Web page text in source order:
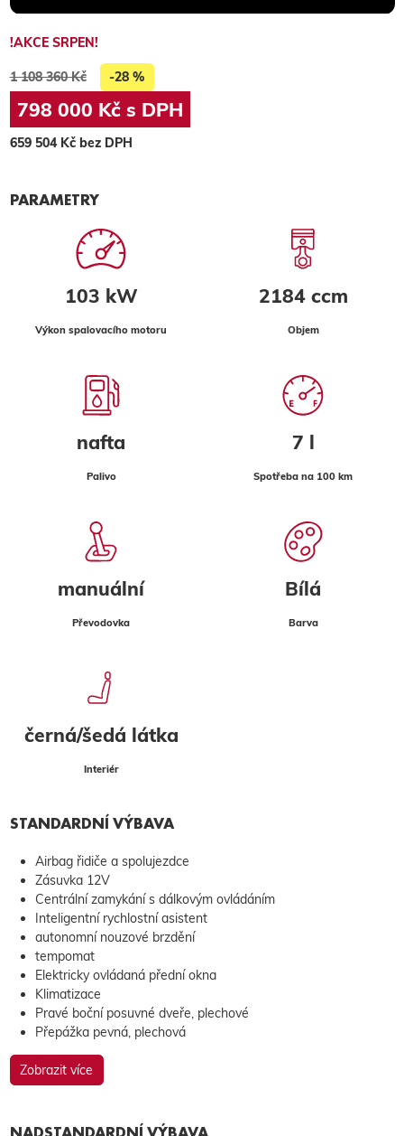
!AKCE SRPEN!
1 108 360 Kč -28 %
798 000 Kč s DPH
659 504 Kč bez DPH
PARAMETRY
103 kW
Výkon spalovacího motoru
2184 ccm
Objem
nafta
Palivo
7 l
Spotřeba na 100 km
manuální
Převodovka
Bílá
Barva
černá/šedá látka
Interiér
STANDARDNÍ VÝBAVA
Airbag řidiče a spolujezdce
Zásuvka 12V
Centrální zamykání s dálkovým ovládáním
Inteligentní rychlostní asistent
autonomní nouzové brzdění
tempomat
Elektricky ovládaná přední okna
Klimatizace
Pravé boční posuvné dveře, plechové
Přepážka pevná, plechová
Zobrazit více